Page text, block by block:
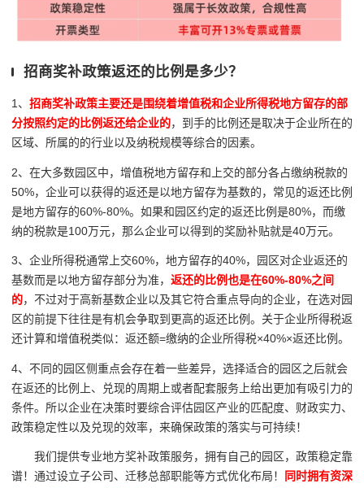
招商奖补政策返还的比例是多少？
1、 招商奖补政策主要还是围绕着增值税和企业所得税地方留存的部
分按照约定的比例返还给企业的，到手的比例还是取决于企业所在的
区域、所属的的行业以及纳税规模等综合的因素。
2、在大多数园区中，增值税地方留存和上交的部分各占缴纳税款的
50%，企业可以获得的返还是以地方留存为基数的，常见的返还比例
是地方留存的60%-80%。如果和园区约定的返还比例是80%，而缴
纳的税款是100万元，那么企业可以得到的奖励补贴就是40万元。
3、企业所得税通常上交60%，地方留存的40%，园区对企业返还的
基数而是以地方留存部分为准， 返还的比例也是在60%-80%之间
的，不过对于高新基数企业以及其它符合重点导向的企业，在选对园
区的前提下往往是有机会争取到更高的返还比例。关于企业所得税返
还计算和增值税类似：返还额=缴纳的企业所得税×40%×返还比例。
4、不同的园区侧重点会存在着一些差异，选择适合的园区之后就会
在返还的比例上、兑现的周期上或者配套服务上给出更加有吸引力的
条件。所以企业在决策时要综合评估园区产业的匹配度、财政实力、
政策稳定性以及兑现的效率，来确保政策的落实与可持续！
我们提供专业地方奖补政策服务，拥有自己的园区，政策稳定靠
谱！通过设立子公司、迁移总部职能等方式优化布局！
同时拥有资深